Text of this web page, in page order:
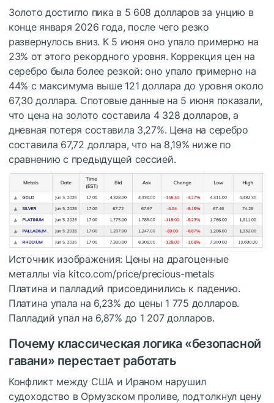
Золото достигло пика в 5 608 долларов за унцию в
конце января 2026 года, после чего резко
развернулось вниз. К 5 июня оно упало примерно на
23% от этого рекордного уровня. Коррекция цен на
серебро была более резкой: оно упало примерно на
44% с максимума выше 121 доллара до уровня около
67,30 доллара. Спотовые данные на 5 июня показали,
что цена на золото составила 4 328 долларов, а
дневная потеря составила 3,27%. Цена на серебро
составила 67,72 доллара, что на 8,19% ниже по
сравнению с предыдущей сессией.
Источник изображения: Цены на драгоценные
металлы via kitco.com/price/precious-metals
Платина и палладий присоединились к падению.
Платина упала на 6,23% до цены 1 775 долларов.
Палладий упал на 6,87% до 1 207 долларов.
Почему классическая логика «безопасной
гавани» перестает работать
Конфликт между США и Ираном нарушил
судоходство в Ормузском проливе, подтолкнул цену